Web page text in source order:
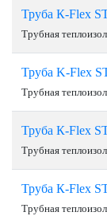
Труба К-Flex
Трубная
Труба K-Flex
Трубная
Труба К-Flex
Трубная
Труба К-Flex
Трубная